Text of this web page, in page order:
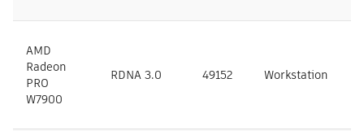
AMD
Radeon
PRO
W7900
RDNA 3.0 49152 Workstation